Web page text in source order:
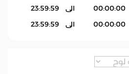
00:00:00 الى
23:59:59
00:00:00 الى 23:59:59